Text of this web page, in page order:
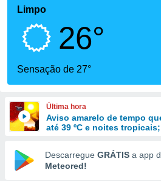
foi
fornecidas
a este
das
e
forma
digital
Limpo
26°
Sensação de 27°
Última hora
Aviso amarelo de tempo
até 39 ºC e noites
Descarregue GRÁTIS a app
Meteored!